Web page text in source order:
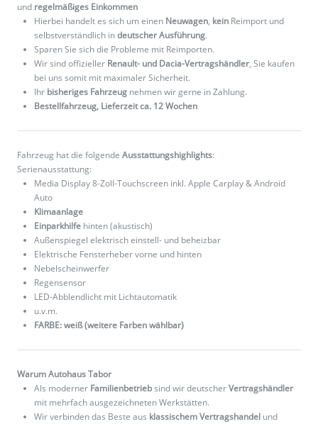
und regelmäßiges Einkommen
Hierbei handelt es sich um einen Neuwagen, kein Reimport und
selbstverständlich indeutscher Ausführung.
Sparen Sie sich die Probleme mit Reimporten.
Wir sind offizieller Renault- und Dacia-Vertragshändler, Sie kaufen
bei uns somit mit maximaler Sicherheit.
Ihr bisheriges Fahrzeug nehmen wir gerne in Zahlung.
Bestellfahrzeug, Lieferzeit ca. 12 Wochen
Fahrzeug hat die folgende Ausstattungshighlights:
Serienausstattung:
Media Display 8-Zoll-Touchscreen inkl. Apple Carplay & Android
Auto
Klimaanlage
Einparkhilfe hinten (akustisch)
Außenspiegel elektrisch einstell- und beheizbar
Elektrische Fensterheber vorne und hinten
Nebelscheinwerfer
Regensensor
LED-Abblendlicht mit Lichtautomatik
u.v.m.
FARBE: weiß (weitere Farben wählbar)
Warum Autohaus Tabor
Als moderner Familienbetriebsind wir deutscherVertragshändler
mit mehrfach ausgezeichneten Werkstätten.
Wir verbinden das Beste aus klassischem Vertragshandel und